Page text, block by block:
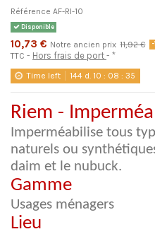
Référence AF-RI-10
Disponible
10,73 € Notre ancien prix 11,92 € -
TTC Hors frais de port *
Time left 144 d. 10 : 08 :35
Riem -
Imperméabilise tous
naturels ou
daim et le nubuck.
Gamme
Usages ménagers
Lieu